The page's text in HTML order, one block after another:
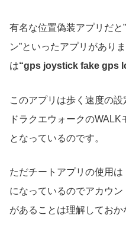
有名な位置偽装アプリだと
ン”といったアプリがあり
は“gps joystick fake gps
このアプリは歩く速度の
ドラクエウォークの
となっているのです。
ただチートアプリの使用
になっているのでアカウ
があることは理解しておか